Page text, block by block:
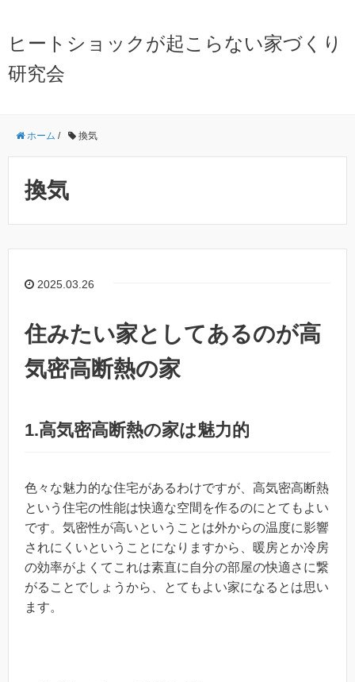
ヒートショックが起こらない家づくり
研究会
ホーム / 換気
換気
2025.03.26
住みたい家としてあるのが高
気密高断熱の家
1.高気密高断熱の家は魅力的
色々な魅力的な住宅があるわけですが、高気密高断熱
という住宅の性能は快適な空間を作るのにとてもよい
です。気密性が高いということは外からの温度に影響
されにくいということになりますから、暖房とか冷房
の効率がよくてこれは素直に自分の部屋の快適さに繋
がることでしょうから、とてもよい家になるとは思い
ます。